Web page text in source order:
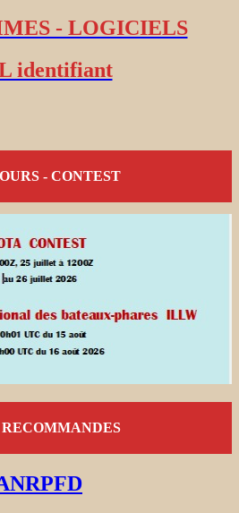
- LOGICIELS
identifiant
- CONTEST
RECOMMANDES